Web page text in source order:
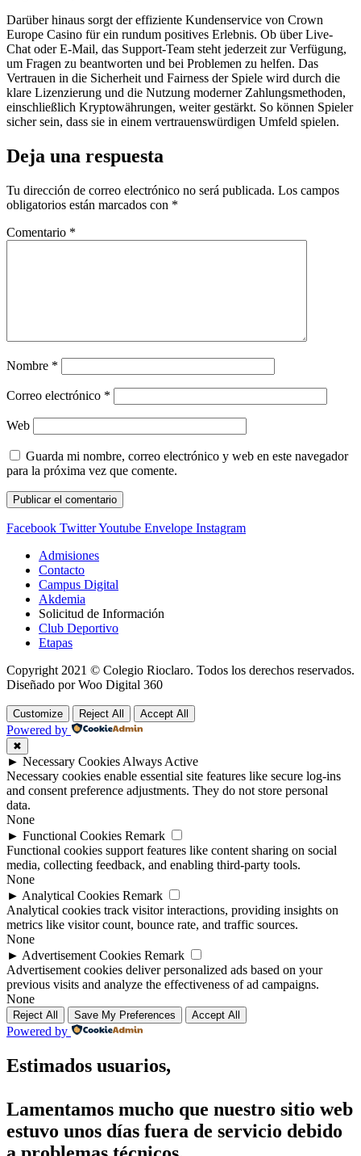
Darüber hinaus sorgt der effiziente Kundenservice von Crown
Europe Casino für ein rundum positives Erlebnis. Ob über Live-
Chat oder E-Mail, das Support-Team steht jederzeit zur Verfügung,
um Fragen zu beantworten und bei Problemen zu helfen. Das
Vertrauen in die Sicherheit und Fairness der Spiele wird durch die
klare Lizenzierung und die Nutzung moderner Zahlungsmethoden,
einschließlich Kryptowährungen, weiter gestärkt. So können Spieler
sicher sein, dass sie in einem vertrauenswürdigen Umfeld spielen.
Deja una respuesta
Tu dirección de correo electrónico no será publicada. Los campos
obligatorios están marcados con *
Comentario *
Nombre *
Correo electrónico *
Web
Guarda mi nombre, correo electrónico y web en este navegador
para la próxima vez que comente.
Facebook TwitterYoutube Envelope Instagram
Admisiones
Contacto
Campus Digital
Akdemia
Solicitud de Información
Club Deportivo
Etapas
Copyright 2021 © Colegio Rioclaro. Todos los derechos reservados.
Diseñado por Woo Digital 360
Customize Reject All Accept All
Powered by
✖
► Necessary Cookies Always Active
Necessary cookies enable essential site features like secure log-ins
and consent preference adjustments. They do not store personal
data.
None
► Functional Cookies Remark
Functional cookies support features like content sharing on social
media, collecting feedback, and enabling third-party tools.
None
► Analytical Cookies Remark
Analytical cookies track visitor interactions, providing insights on
metrics like visitor count, bounce rate, and traffic sources.
None
► Advertisement Cookies Remark
Advertisement cookies deliver personalized ads based on your
previous visits and analyze the effectiveness of ad campaigns.
None
Reject All Save My Preferences Accept All
Powered by
Estimados usuarios,
Lamentamos mucho que nuestro sitio web
estuvo unos días fuera de servicio debido